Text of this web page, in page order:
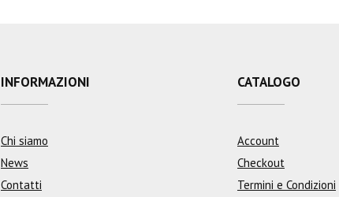
INFORMAZIONI
Chi siamo
News
Contatti
CATALOGO
Account
Checkout
Termini e Condizioni